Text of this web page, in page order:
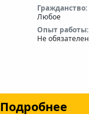
Гражданство:
Любое
Опыт работы:
Не обязателен
Подробнее